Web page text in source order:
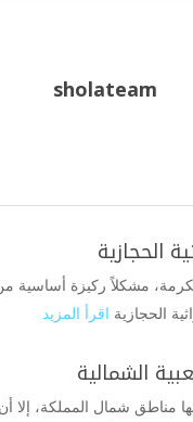
sholateam
الحجازية
مشكلاً ركيزة أساسية من
الحجازية اقرأ المزيد
الشمالية
مناطق شمال المملكة، إلا